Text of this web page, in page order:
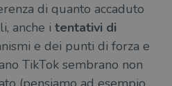
di quanto accaduto
anche i tentativi di
e dei punti di forza e
TikTok sembrano non